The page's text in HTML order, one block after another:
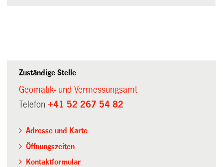
Zuständige Stelle
Geomatik- und Vermessungsamt
Telefon+41 52 267 54 82
Adresse und Karte
Öffnungszeiten
Kontaktformular